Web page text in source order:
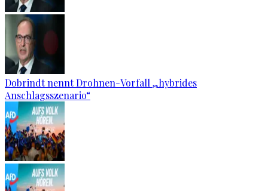
Dobrindt nennt Drohnen-Vorfall „hybrides
Anschlagsszenario“